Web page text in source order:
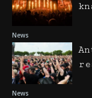
News
News